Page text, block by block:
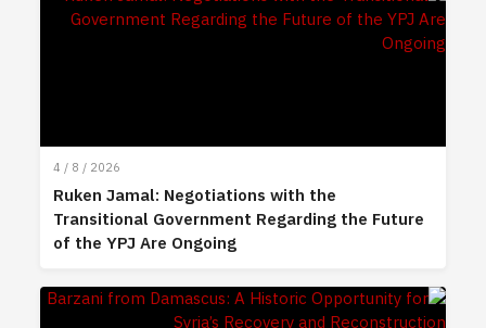
4 / 8 / 2026
Ruken Jamal: Negotiations with the
Transitional Government Regarding the Future
of the YPJ Are Ongoing